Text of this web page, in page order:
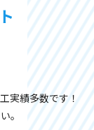
実績多数です！
。